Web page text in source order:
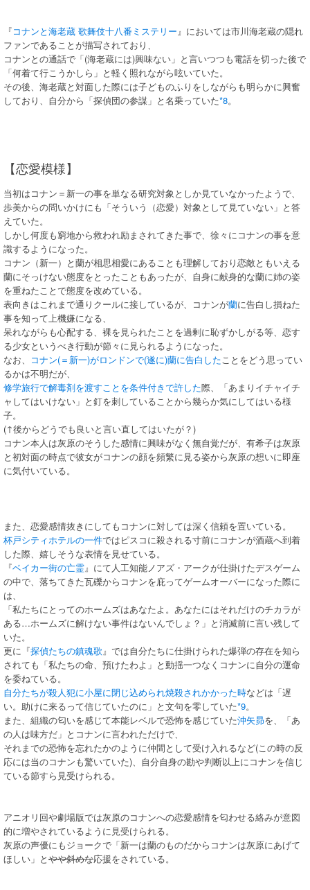
『コナンと海老蔵 歌舞伎十八番ミステリー』においては市川海老蔵の隠れ
ファンであることが描写されており、
コナンとの通話で「(海老蔵には)興味ない」と言いつつも電話を切った後で
「何着て行こうかしら」と軽く照れながら呟いていた。
その後、海老蔵と対面した際には子どものふりをしながらも明らかに興奮
しており、自分から「探偵団の参謀」と名乗っていた*8。
【恋愛模様】
当初はコナン＝新一の事を単なる研究対象としか見ていなかったようで、
歩美からの問いかけにも「そういう（恋愛）対象として見ていない」と答
えていた。
しかし何度も窮地から救われ励まされてきた事で、徐々にコナンの事を意
識するようになった。
コナン（新一）と蘭が相思相愛にあることも理解しており恋敵ともいえる
蘭にそっけない態度をとったこともあったが、自身に献身的な蘭に姉の姿
を重ねたことで態度を改めている。
表向きはこれまで通りクールに接しているが、コナンが蘭に告白し損ねた
事を知って上機嫌になる、
呆れながらも心配する、裸を見られたことを過剰に恥ずかしがる等、恋す
る少女というべき行動が節々に見られるようになった。
なお、
コナン(＝新一)がロンドンで(遂に)蘭に告白したことをどう思ってい
るかは不明だが、
修学旅行で解毒剤を渡すことを条件付きで許した際、「あまりイチャイチ
ャしてはいけない」と釘を刺していることから幾らか気にしてはいる様
子。
(↑後からどうでも良いと言い直してはいたが？)
コナン本人は灰原のそうした感情に興味がなく無自覚だが、有希子は灰原
と初対面の時点で彼女がコナンの顔を頻繁に見る姿から灰原の想いに即座
に気付いている。
また、恋愛感情抜きにしてもコナンに対しては深く信頼を置いている。
杯戸シティホテルの一件ではピスコに殺される寸前にコナンが酒蔵へ到着
した際、嬉しそうな表情を見せている。
『ベイカー街の亡霊』にて人工知能ノアズ・アークが仕掛けたデスゲーム
の中で、落ちてきた瓦礫からコナンを庇ってゲームオーバーになった際に
は、
「私たちにとってのホームズはあなたよ。あなたにはそれだけのチカラが
ある…ホームズに解けない事件はないんでしょ？」と消滅前に言い残して
いた。
更に『探偵たちの鎮魂歌』では自分たちに仕掛けられた爆弾の存在を知ら
されても「私たちの命、預けたわよ」と動揺一つなくコナンに自分の運命
を委ねている。
自分たちが殺人犯に小屋に閉じ込められ焼殺されかかった時などは「遅
い。助けに来るって信じていたのに」と文句を零していた*9。
また、組織の匂いを感じて本能レベルで恐怖を感じていた沖矢昴を、「あ
の人は味方だ」とコナンに言われただけで、
それまでの恐怖を忘れたかのように仲間として受け入れるなど(この時の反
応には当のコナンも驚いていた)、自分自身の勘や判断以上にコナンを信じ
ている節すら見受けられる。
アニオリ回や劇場版では灰原のコナンへの恋愛感情を匂わせる絡みが意図
的に増やされているように見受けられる。
灰原の声優にもジョークで「新一は蘭のものだからコナンは灰原にあげて
ほしい」とやや斜めな応援をされている。